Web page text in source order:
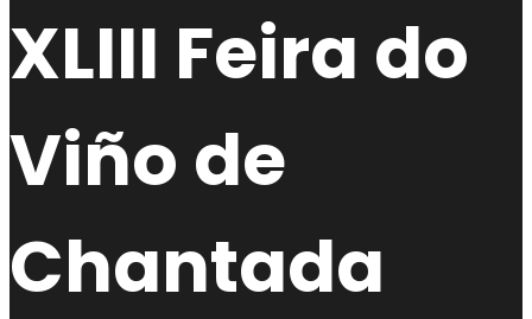
XLIII Feira do
Viño de
Chantada